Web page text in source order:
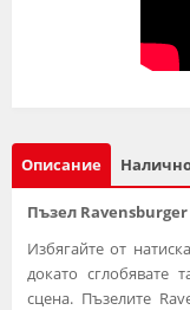
Описание
Пъзел
Избягайте от
докато сглобявате
сцена. Пъзелите